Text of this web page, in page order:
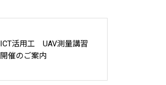
ICT活用工 UAV測量講習
開催のご案内